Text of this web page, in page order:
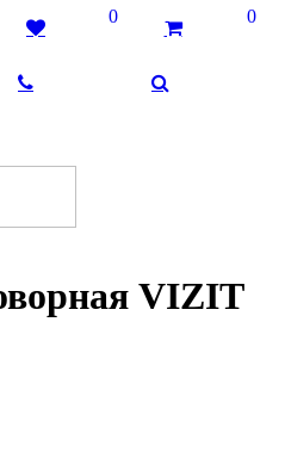
VIZIT
0 0